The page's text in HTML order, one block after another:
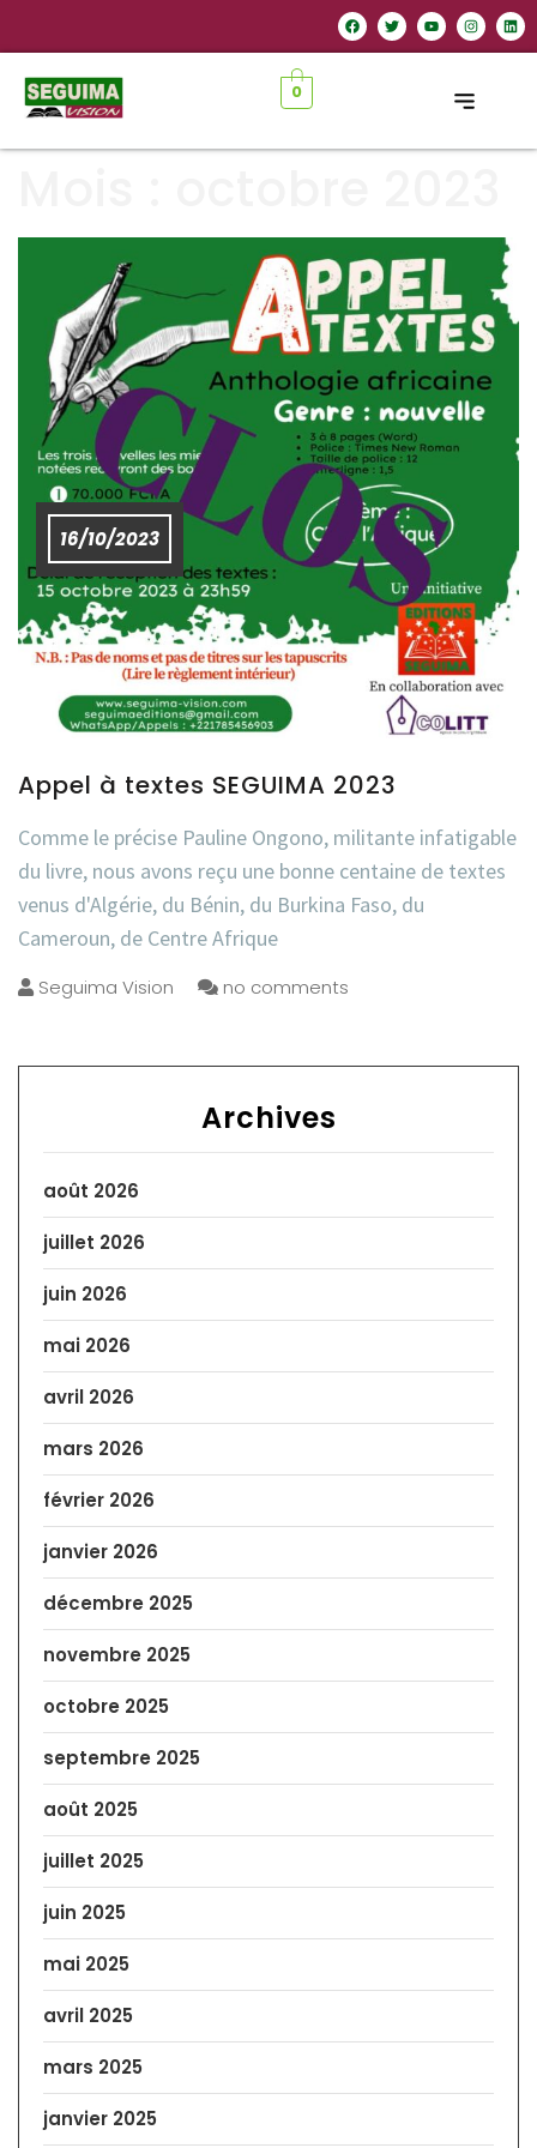
0
16/10/2023
Appel à textes SEGUIMA 2023
Comme le précise Pauline Ongono, militante infatigable
du livre, nous avons reçu une bonne centaine de textes
venus d'Algérie, du Bénin, du Burkina Faso, du
Cameroun, de Centre Afrique
Seguima Vision no comments
Archives
août 2026
juillet 2026
juin 2026
mai 2026
avril 2026
mars 2026
février 2026
janvier 2026
décembre 2025
novembre 2025
octobre 2025
septembre 2025
août 2025
juillet 2025
juin 2025
mai 2025
avril 2025
mars 2025
janvier 2025